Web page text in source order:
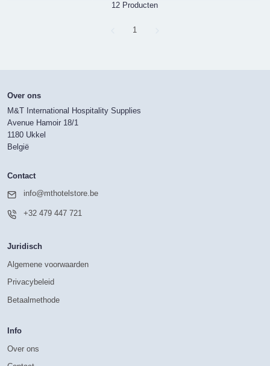
12 Producten
Page
1
Over ons
M&T International Hospitality Supplies
Avenue Hamoir 18/1
1180 Ukkel
België
Contact
info@mthotelstore.be
+32 479 447 721
Juridisch
Algemene voorwaarden
Privacybeleid
Betaalmethode
Info
Over ons